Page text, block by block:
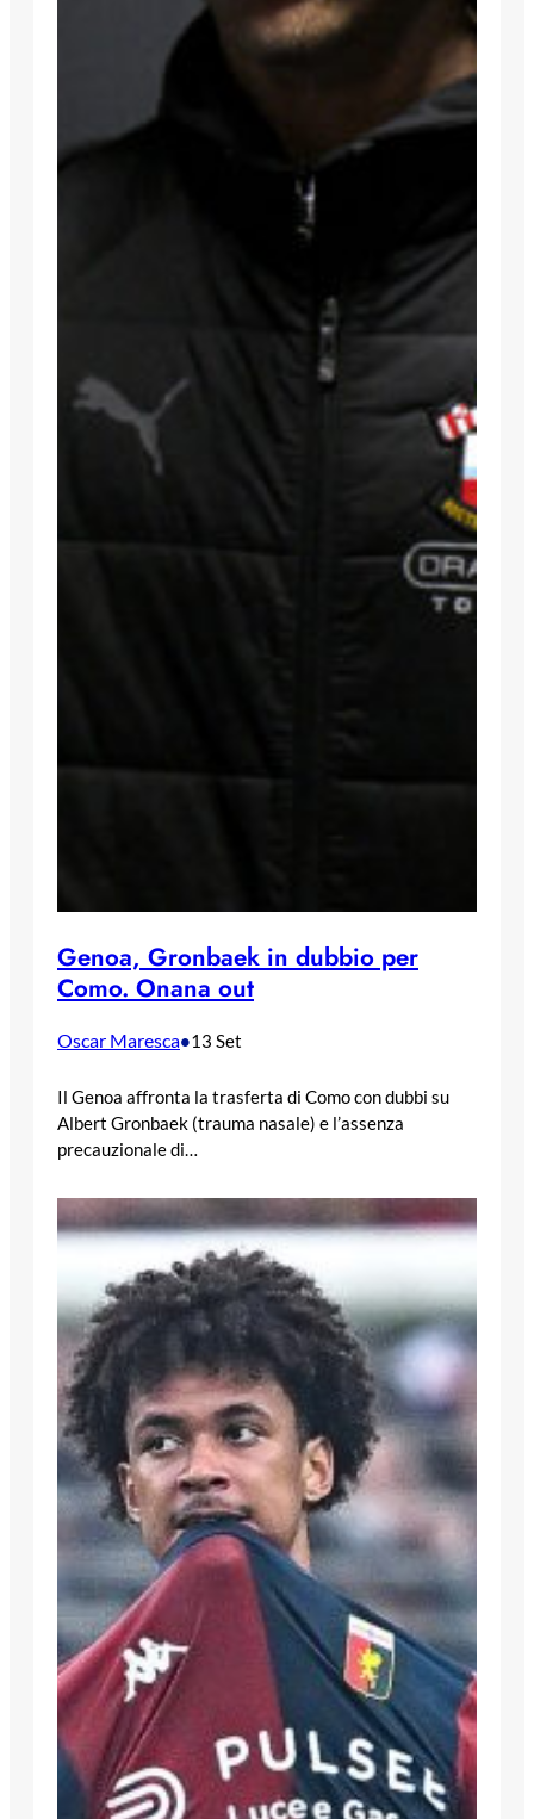
Genoa, Gronbaek in dubbio per
Como. Onana out
Oscar Maresca•13 Set
Il Genoa affronta la trasferta di Como con dubbi su
Albert Gronbaek (trauma nasale) e l’assenza
precauzionale di…